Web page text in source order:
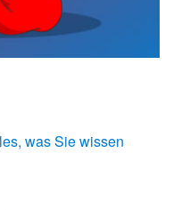
was Sie wissen